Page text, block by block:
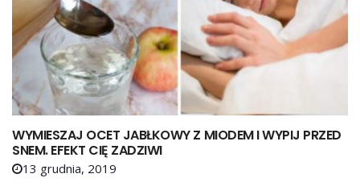
WYMIESZAJ OCET JABŁKOWY Z MIODEM I WYPIJ PRZED
SNEM. EFEKT CIĘ ZADZIWI
13 grudnia, 2019